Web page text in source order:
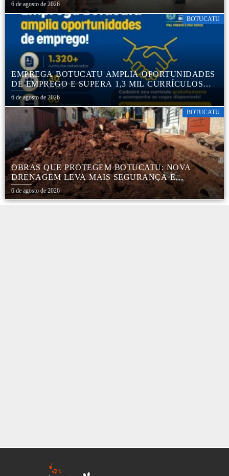
6 de agosto de 2026
BOTUCATU
EMPREGA BOTUCATU AMPLIA OPORTUNIDADES
DE EMPREGO E SUPERA 1,3 MIL CURRÍCULOS
CADASTRADOS
6 de agosto de 2026
BOTUCATU
OBRAS QUE PROTEGEM BOTUCATU: NOVA
DRENAGEM LEVA MAIS SEGURANÇA E
TRANQUILIDADE AOS MORADORES DA COHAB
5
6 de agosto de 2026